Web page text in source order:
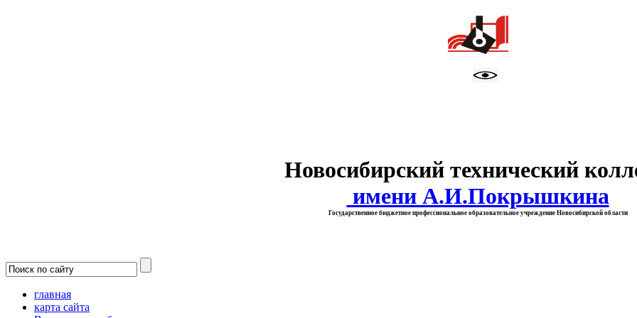
Новосибирский технический
имени А.И.Покрышкина
Государственное бюджетное профессиональное образовательное учреждение Новосибирской области
главная
карта сайта